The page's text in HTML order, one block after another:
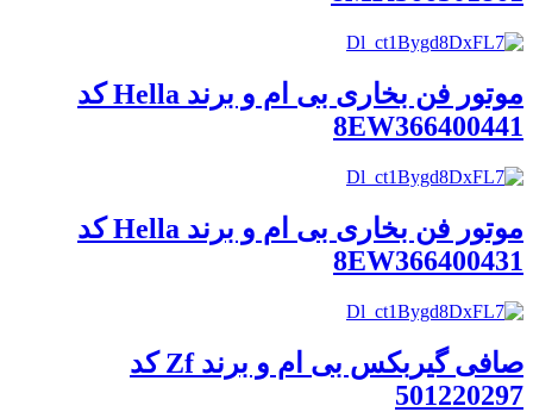
موتور فن بخاری بی ام و برند Hella کد
8EW366400441
موتور فن بخاری بی ام و برند Hella کد
8EW366400431
صافی گیربکس بی ام و برند Zf کد
501220297